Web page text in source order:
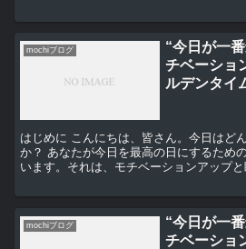
mochiブログ
“今日が一
チベーショ
ルデンタイ
はじめに こんにちは、皆さん。今日はど
か？ あなたが今日を最高の日にするため
います。それは、モチベーションアップと
mochiブログ
“今日が一
チベーショ